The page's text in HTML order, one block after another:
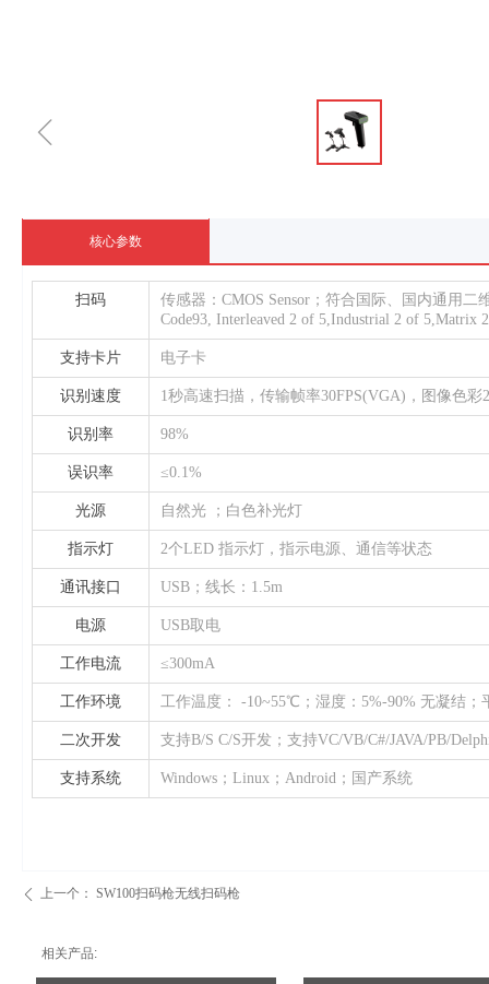
ꁆ
相关产品:
核心参数
扫码
传感器：CMOS Sensor；符合国际、国内通用二
Code93, Interleaved 2 of 5,Industrial 2 of 5,Matrix
支持卡片 电子卡
识别速度 1秒高速扫描，传输帧率30FPS(VGA)，图像色彩
识别率 98%
误识率 ≤0.1%
光源 自然光 ；白色补光灯
指示灯 2个LED 指示灯，指示电源、通信等状态
通讯接口 USB；线长：1.5m
电源 USB取电
工作电流 ≤300mA
工作环境 工作温度： -10~55℃；湿度：5%-90% 无凝结
二次开发 支持B/S C/S开发；支持VC/VB/C#/JAVA/PB/
支持系统 Windows；Linux；Android；国产系统
ꄴ 上一个： SW100扫码枪无线扫码枪